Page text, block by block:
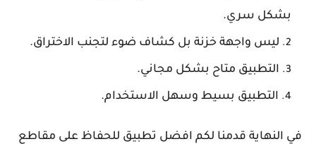
بشكل سري.
ليس واجهة خزنة بل كشاف ضوء لتجنب الاختراق.
التطبيق متاح بشكل مجاني.
التطبيق بسيط وسهل الاستخدام.
في النهاية قدمنا لكم افضل تطبيق للحفاظ على مقاطع